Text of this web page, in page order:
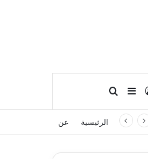
تسجيل الدخول
إضافة عمود جانبي
الرئيسية عن